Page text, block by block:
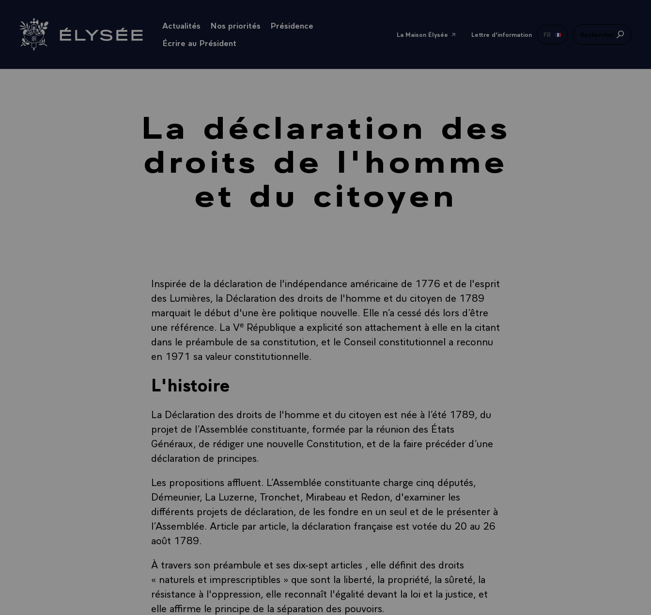
Retour à l’accueil Élysée
Actualités Nos priorités
Présidence
Écrire au Président
La Maison Élysée Lettre d'information FR Rechercher
La déclaration des
droits de l'homme
et du citoyen
Inspirée de la déclaration de l'indépendance américaine de 1776 et de l'esprit
des Lumières, la Déclaration des droits de l'homme et du citoyen de 1789
marquait le début d'une ère politique nouvelle. Elle n’a cessé dés lors d’être
une référence. La Ve République a explicité son attachement à elle en la citant
dans le préambule de sa constitution, et le Conseil constitutionnel a reconnu
en 1971 sa valeur constitutionnelle.
L'histoire
La Déclaration des droits de l'homme et du citoyen est née à l’été 1789, du
projet de l’Assemblée constituante, formée par la réunion des États
Généraux, de rédiger une nouvelle Constitution, et de la faire précéder d’une
déclaration de principes.
Les propositions affluent. L’Assemblée constituante charge cinq députés,
Démeunier, La Luzerne, Tronchet, Mirabeau et Redon, d'examiner les
différents projets de déclaration, de les fondre en un seul et de le présenter à
l’Assemblée. Article par article, la déclaration française est votée du 20 au 26
août 1789.
À travers son préambule et ses dix-sept articles , elle définit des droits
« naturels et imprescriptibles » que sont la liberté, la propriété, la sûreté, la
résistance à l'oppression, elle reconnaît l'égalité devant la loi et la justice, et
elle affirme le principe de la séparation des pouvoirs.